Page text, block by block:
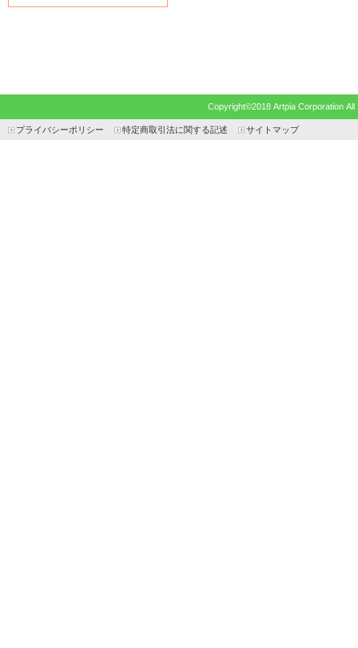
Copyright©2018 Artpia Corporation
プライバシーポリシー 特定商取引法に関する記述 サイトマップ